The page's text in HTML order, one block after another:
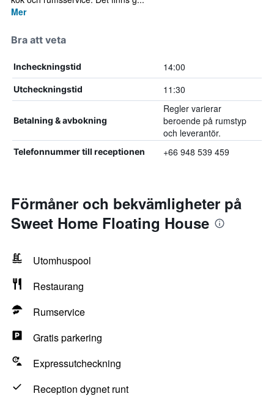
Mer
Bra att veta
Incheckningstid 14:00
Utcheckningstid 11:30
Betalning & avbokning
Regler varierar
beroende på rumstyp
och leverantör.
Telefonnummer till receptionen +66 948 539 459
Förmåner och bekvämligheter på
Sweet Home Floating House
Utomhuspool
Restaurang
Rumservice
Gratis parkering
Expressutcheckning
Reception dygnet runt